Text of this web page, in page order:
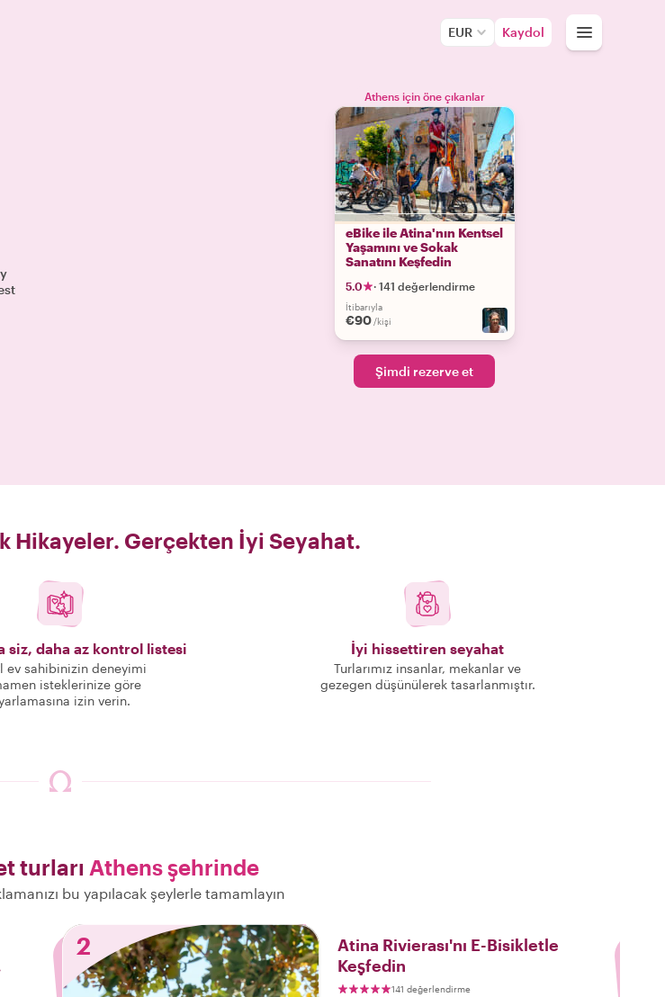
EUR Kaydol
Athens için öne çıkanlar
eBike ile Atina'nın Kentsel
Yaşamını ve Sokak
Sanatını Keşfedin
5.0 · 141 değerlendirme
İtibarıyla
€90 /kişi
Şimdi rezerve et
Hikayeler. Gerçekten İyi Seyahat.
siz, daha az kontrol listesi
ev sahibinizin deneyimi
isteklerinize göre
izin verin.
İyi hissettiren seyahat
Turlarımız insanlar, mekanlar ve
gezegen düşünülerek tasarlanmıştır.
turları Athens şehrinde
bu yapılacak şeylerle tamamlayın
2
Atina Rivierası'nı E-Bisikletle
Keşfedin
141 değerlendirme